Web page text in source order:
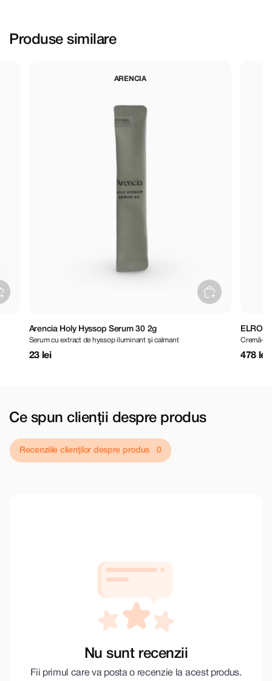
Produse similare
ARENCIA
Arencia Holy Hyssop Serum 30 2g
Serum cu extract de hyssop iluminant și calmant
23 lei
ELROEL
Cremă-ser
478 lei
Ce spun clienții despre produs
Recenziile clienților despre produs
Nu sunt recenzii
Fii primul care va posta o recenzie la acest produs.